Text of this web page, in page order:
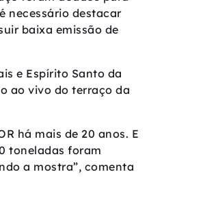
necessário destacar
baixa emissão de
e Espírito Santo da
ao vivo do terraço da
há mais de 20 anos. E
toneladas foram
a mostra”, comenta